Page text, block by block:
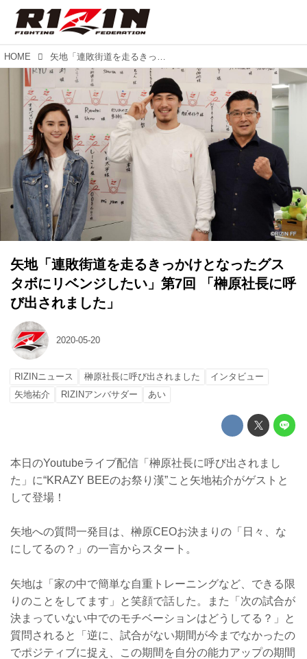
HOME 矢地「連敗街道を走るきっかけとなったグスタボにリベンジしたい」第7回 「榊原社長に呼び出されました」
矢地「連敗街道を走るきっかけとなったグス
タボにリベンジしたい」第7回 「榊原社長に呼
び出されました」
2020-05-20
RIZINニュース 榊原社長に呼び出されました
インタビュー
矢地祐介
RIZINアンバサダー あい
本日のYoutubeライブ配信「榊原社長に呼び出されまし
た」に“KRAZY BEEのお祭り漢”こと矢地祐介がゲストと
して登場！
矢地への質問一発目は、榊原CEOお決まりの「日々、な
にしてるの？」の一言からスタート。
矢地は「家の中で簡単な自重トレーニングなど、できる限
りのことをしてます」と笑顔で話した。また「次の試合が
決まっていない中でのモチベーションはどうしてる？」と
質問されると「逆に、試合がない期間が今までなかったの
でポジティブに捉え、この期間を自分の能力アップの期間